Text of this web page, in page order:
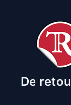
De